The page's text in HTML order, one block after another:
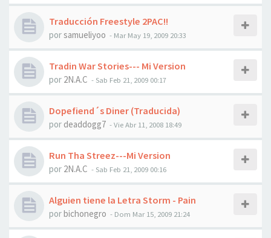
Traducción Freestyle 2PAC!!
porsamueliyoo - Mar May 19, 2009 20:33
Tradin War Stories--- Mi Version
por 2N.A.C - Sab Feb 21, 2009 00:17
Dopefiend´s Diner (Traducida)
por deaddogg7 -Vie Abr 11, 2008 18:49
Run Tha Streez---Mi Version
por 2N.A.C - Sab Feb 21, 2009 00:16
Alguien tiene la Letra Storm - Pain
porbichonegro - Dom Mar 15, 2009 21:24